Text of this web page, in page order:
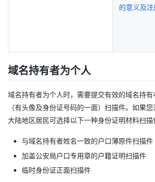
的意义及
域名持有者为个人
域名持有者为个人时，需要提交有效的域名持
（有头像及身份证号码的一面）扫描件。如果
大陆地区居民可选择以下一种身份证明材料扫描
与域名持有者姓名一致的户口薄原件扫描件
加盖公安局户口专用章的户籍证明扫描件
临时身份证正面扫描件